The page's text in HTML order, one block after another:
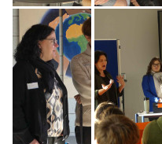
wurde
diskutiert.
Das
Feedback-
Team
verabschiedete
die
Besucherinnen
und
Schülerinnen
und
Schüler
zu
besuch.